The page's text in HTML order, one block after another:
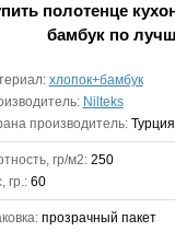
полотенце
бамбукпо
хлопок+бамбук
Nilteks
производитель: Турция
гр/м2: 250
гр.: 60
прозрачный пакет